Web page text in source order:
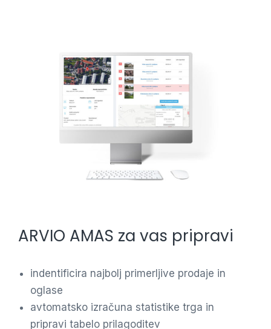
ARVIO AMAS za vas pripravi
indentificira najbolj primerljive prodaje in
oglase
avtomatsko izračuna statistike trga in
pripravi tabelo prilagoditev